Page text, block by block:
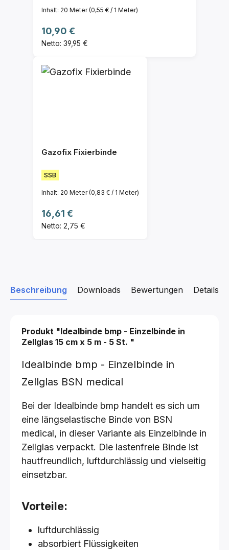
Inhalt: 20 Meter(0,55 € / 1 Meter)
Regulärer Preis:
10,90 €
Netto: 39,95 €
Gazofix Fixierbinde
SSB
Inhalt: 20 Meter(0,83 € / 1 Meter)
Regulärer Preis:
16,61 €
Netto: 2,75 €
Beschreibung Downloads Details
Bewertungen
Produkt "Idealbinde bmp - Einzelbinde in
Zellglas 15 cm x 5 m - 5 St. "
Idealbinde bmp - Einzelbinde in
Zellglas BSN medical
Bei der Idealbinde bmp handelt es sich um
eine längselastische Binde von BSN
medical, in dieser Variante als Einzelbinde in
Zellglas verpackt. Die lastenfreie Binde ist
hautfreundlich, luftdurchlässig und vielseitig
einsetzbar.
Vorteile:
luftdurchlässig
absorbiert Flüssigkeiten